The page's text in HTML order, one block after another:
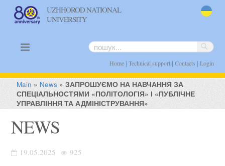
UZHHOROD NATIONAL
UNIVERSITY
Home| Technical support| Contacts | Login
Main » News »ЗАПРОШУЄМО НА НАВЧАННЯ ЗА
СПЕЦІАЛЬНОСТЯМИ «ПОЛІТОЛОГІЯ» І «ПУБЛІЧНЕ
УПРАВЛІННЯ ТА АДМІНІСТРУВАННЯ»
NEWS
19.05.2025 925